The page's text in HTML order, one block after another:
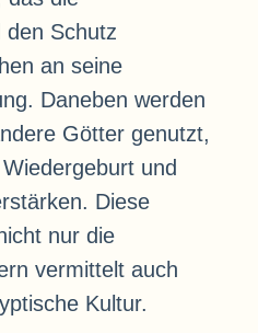
den Schutz
an seine
Daneben werden
Götter genutzt,
und
Diese
nur die
vermittelt auch
Kultur.